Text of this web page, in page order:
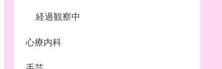
経過観察中
心療内科